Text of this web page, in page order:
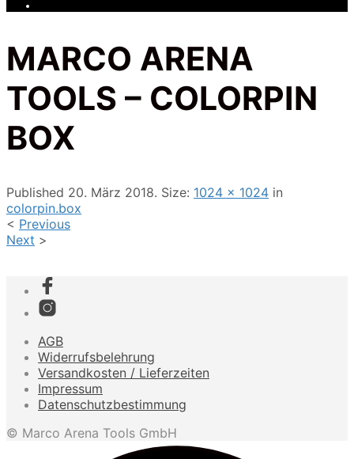
MARCO ARENA
TOOLS – COLORPIN
BOX
Published 20. März 2018. Size: 1024 × 1024 in
colorpin.box
< Previous
Next >
AGB
Widerrufsbelehrung
Versandkosten / Lieferzeiten
Impressum
Datenschutzbestimmung
© Marco Arena Tools GmbH